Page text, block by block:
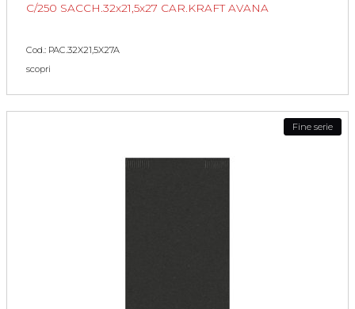
C/250 SACCH.32x21,5x27 CAR.KRAFT AVANA
Cod.: PAC.32X21,5X27A
scopri
Fine serie